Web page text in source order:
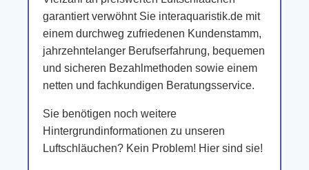
garantiert verwöhnt Sie interaquaristik.de mit
einem durchweg zufriedenen Kundenstamm,
jahrzehntelanger Berufserfahrung, bequemen
und sicheren Bezahlmethoden sowie einem
netten und fachkundigen Beratungsservice.
Sie benötigen noch weitere
Hintergrundinformationen zu unseren
Luftschläuchen? Kein Problem! Hier sind sie!